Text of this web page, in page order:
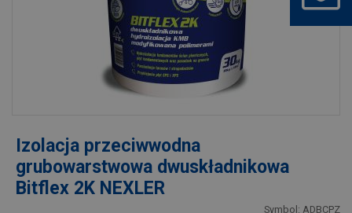
Izolacja przeciwwodna
grubowarstwowa dwuskładnikowa
Bitflex 2K NEXLER
Symbol: ADBCPZ